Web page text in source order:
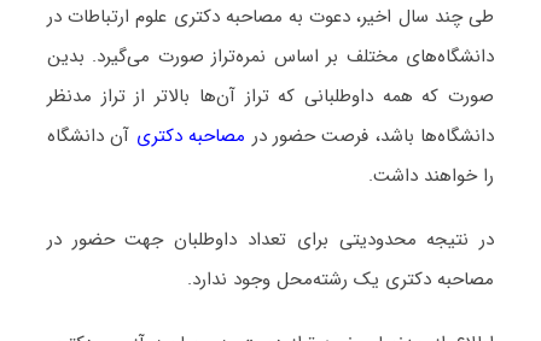
طی چند سال اخیر، دعوت به مصاحبه دکتری علوم ارتباطات در
دانشگاه‌های مختلف بر اساس نمره‌تراز صورت می‌گیرد. بدین
صورت که همه داوطلبانی که تراز آن‌ها بالاتر از تراز مدنظر
دانشگاه‌ها باشد، فرصت حضور در مصاحبه دکتری آن دانشگاه
را خواهند داشت.
در نتیجه محدودیتی برای تعداد داوطلبان جهت حضور در
مصاحبه دکتری یک رشته‌محل وجود ندارد.